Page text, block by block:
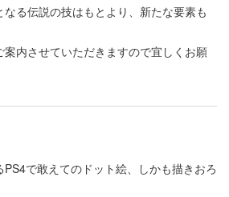
る伝説の技はもとより、新たな要素も
内させていただきますので宜しくお願
で敢えてのドット絵、しかも描きおろ